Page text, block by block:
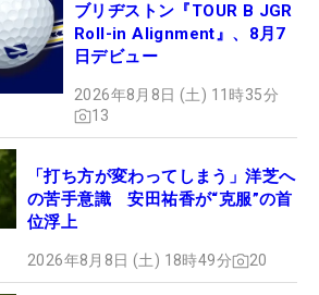
ブリヂストン『TOUR B JGR
Roll-in Alignment』、8月7
日デビュー
2026年8月8日 (土) 11時35分
13
「打ち方が変わってしまう」洋芝へ
の苦手意識 安田祐香が“克服”の首
位浮上
2026年8月8日 (土) 18時49分 20